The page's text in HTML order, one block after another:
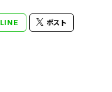
LINE ポスト